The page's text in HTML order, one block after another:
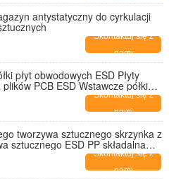
antystatyczny do cyrkulacji
Skontaktuj się z
nami
płyt obwodowych ESD Płyty
PCB ESD Wstawcze półki
Skontaktuj się z
nami
tworzywa sztucznego skrzynka z
sztucznego ESD PP składalna
Skontaktuj się z
nami